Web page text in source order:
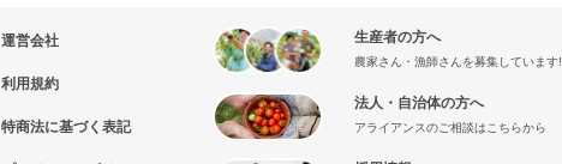
運営会社
利用規約
特商法に基づく表記
生産者の方へ
農家さん・漁師さんを募集しています!
法人・自治体の方へ
アライアンスのご相談はこちらから